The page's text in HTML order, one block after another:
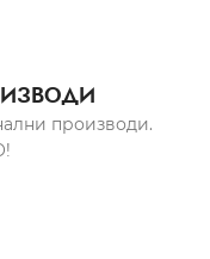
производи.